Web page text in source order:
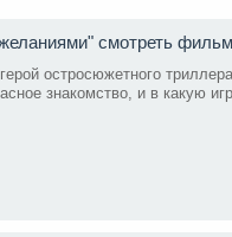
смотреть
остросюжетного
знакомство, и в какую